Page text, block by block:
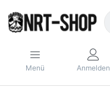
Menü Anmelden